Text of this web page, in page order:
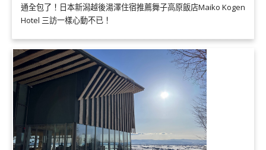
通全包了！日本新潟越後湯澤住宿推薦舞子高原飯店Maiko Kogen
Hotel 三訪一樣心動不已！